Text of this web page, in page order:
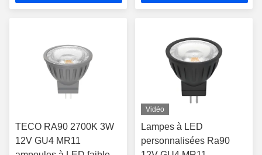
TECO RA90 2700K 3W
12V GU4 MR11
Vidéo
Lampes à LED
personnalisées Ra90